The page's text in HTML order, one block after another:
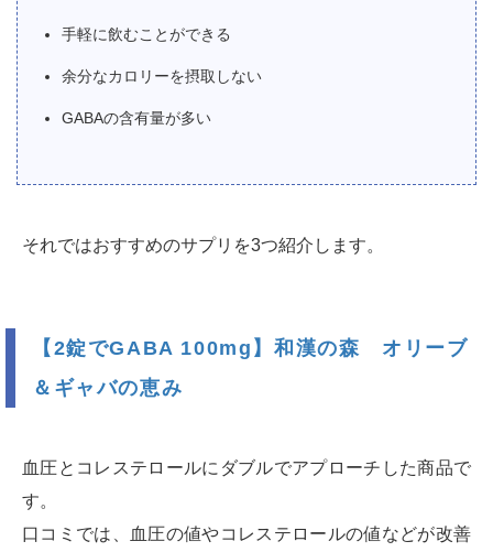
手軽に飲むことができる
余分なカロリーを摂取しない
GABAの含有量が多い
それではおすすめのサプリを3つ紹介します。
【2錠でGABA 100mg】和漢の森 オリーブ
＆ギャバの恵み
血圧とコレステロールにダブルでアプローチした商品で
す。
口コミでは、血圧の値やコレステロールの値などが改善